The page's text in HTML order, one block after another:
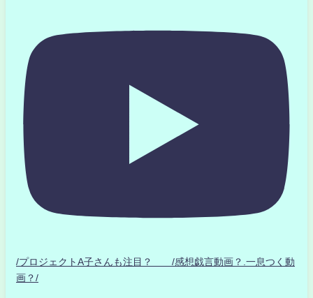
/プロジェクトA子さんも注目？ /感想戯言動画？.一息つく動
画？/